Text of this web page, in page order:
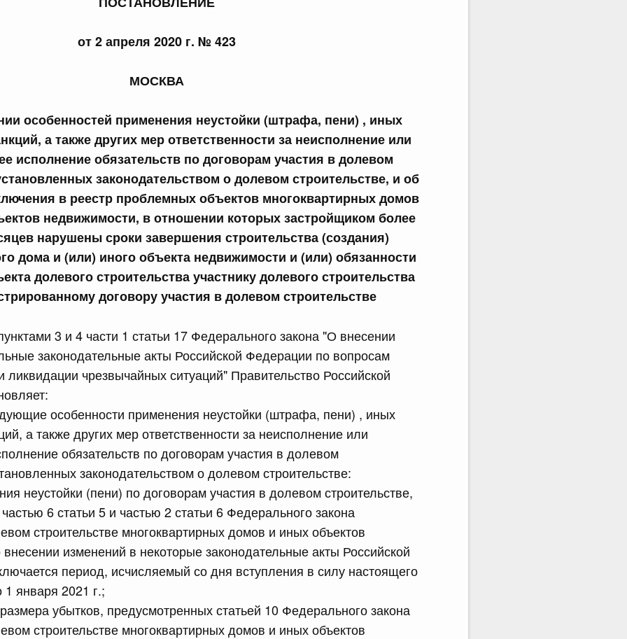
от 2 апреля 2020 г. № 423
МОСКВА
особенностей применения неустойки (штрафа, пени) , иных
а также других мер ответственности за неисполнение или
исполнение обязательств по договорам участия в долевом
законодательством о долевом строительстве, и об
в реестр проблемных объектов многоквартирных домов
недвижимости, в отношении которых застройщиком более
нарушены сроки завершения строительства (создания)
дома и (или) иного объекта недвижимости и (или) обязанности
долевого строительства участнику долевого строительства
договору участия в долевом строительстве
3 и 4 части 1 статьи 17 Федерального закона "О внесении
законодательные акты Российской Федерации по вопросам
чрезвычайных ситуаций" Правительство Российской
особенности применения неустойки (штрафа, пени) , иных
а также других мер ответственности за неисполнение или
обязательств по договорам участия в долевом
законодательством о долевом строительстве:
неустойки (пени) по договорам участия в долевом строительстве,
6 статьи 5 и частью 2 статьи 6 Федерального закона
строительстве многоквартирных домов и иных объектов
изменений в некоторые законодательные акты Российской
период, исчисляемый со дня вступления в силу настоящего
января 2021 г.;
убытков, предусмотренных статьей 10 Федерального закона
строительстве многоквартирных домов и иных объектов
Федерации от 24.07.2026 г. № 933
процентной ставки размещения средств резерва
Федерации от 23.07.2026 г. № 927
изменений в Соглашение о единых принципах и
(изделий медицинского назначения и медицинской
союза от 23 декабря 2014 года
Федерации от 23.07.2026 г. № 926
Правительством Российской Федерации и
трудовой деятельности граждан одного
Федерации от 23.07.2026 г. № 928
Российской Федерации от 20 июля 2011 г.
Федерации от 23.07.2026 г. № 929
Российской Федерации от 24 декабря 2021
июля, среда
Федерации от 22.07.2026 г. № 921
Российской Федерации от 30 ноября 2022
Федерации от 22.07.2026 г. № 924